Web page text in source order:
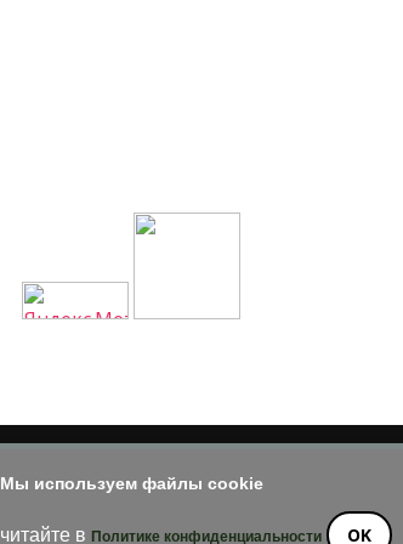
Мы используем файлы cookie
в Политике конфиденциальности OK
© 2014 - 2026
только при наличии активной и